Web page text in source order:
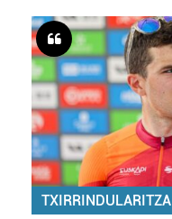
TXIRRINDULARITZA